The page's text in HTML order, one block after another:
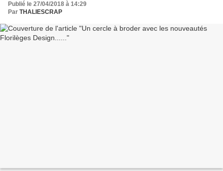
Publié le 27/04/2018 à 14:29
Par THALIESCRAP